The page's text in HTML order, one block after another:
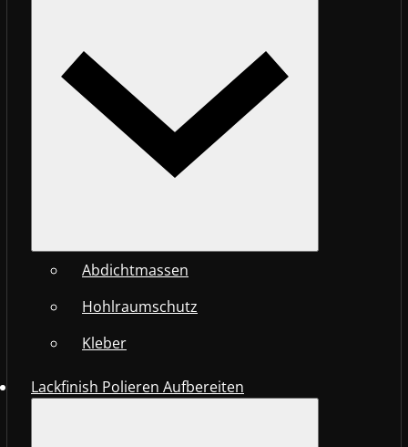
Abdichtmassen
Hohlraumschutz
Kleber
Lackfinish Polieren Aufbereiten